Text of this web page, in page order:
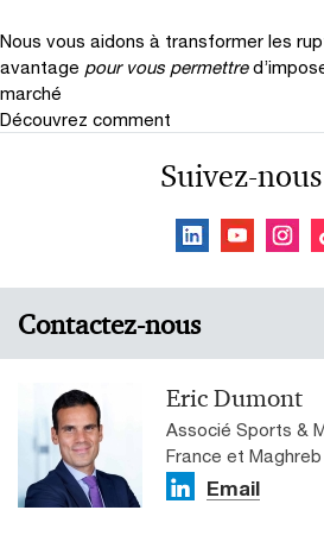
Nous vous aidons à transformer les
avantage pour vous permettre
marché
Découvrez comment
Suivez-
Contactez-nous
Eric Dumont
Associé Sports &
France et Maghreb
Email